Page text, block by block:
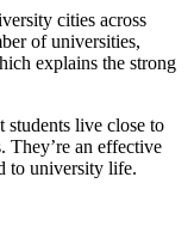
cities across
of universities,
explains the strong
students live close to
They’re an effective
to university life.